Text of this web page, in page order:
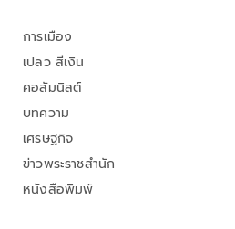
การเมือง
เปลว สีเงิน
คอลัมนิสต์
บทความ
เศรษฐกิจ
ข่าวพระราชสำนัก
หนังสือพิมพ์